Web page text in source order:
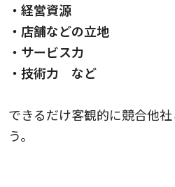
・経営資源
・店舗などの立地
・サービス力
・技術力 など
できるだけ客観的に競合他
う。